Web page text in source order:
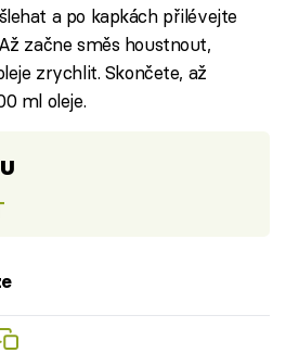
a po kapkách přilévejte
začne směs houstnout,
zrychlit. Skončete, až
ml oleje.